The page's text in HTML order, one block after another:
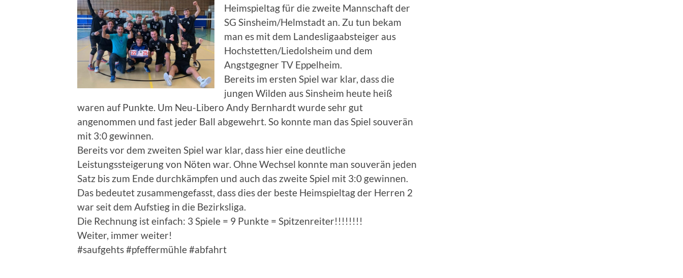
Heimspieltag für die zweite Mannschaft der
SG Sinsheim/Helmstadt an. Zu tun bekam
man es mit dem Landesligaabsteiger aus
Hochstetten/Liedolsheim und dem
Angstgegner TV Eppelheim.
Bereits im ersten Spiel war klar, dass die
jungen Wilden aus Sinsheim heute heiß
waren auf Punkte. Um Neu-Libero Andy Bernhardt wurde sehr gut
angenommen und fast jeder Ball abgewehrt. So konnte man das Spiel souverän
mit 3:0 gewinnen.
Bereits vor dem zweiten Spiel war klar, dass hier eine deutliche
Leistungssteigerung von Nöten war. Ohne Wechsel konnte man souverän jeden
Satz bis zum Ende durchkämpfen und auch das zweite Spiel mit 3:0 gewinnen.
Das bedeutet zusammengefasst, dass dies der beste Heimspieltag der Herren 2
war seit dem Aufstieg in die Bezirksliga.
Die Rechnung ist einfach: 3 Spiele = 9 Punkte = Spitzenreiter!!!!!!!!
Weiter, immer weiter!
#saufgehts #pfeffermühle #abfahrt